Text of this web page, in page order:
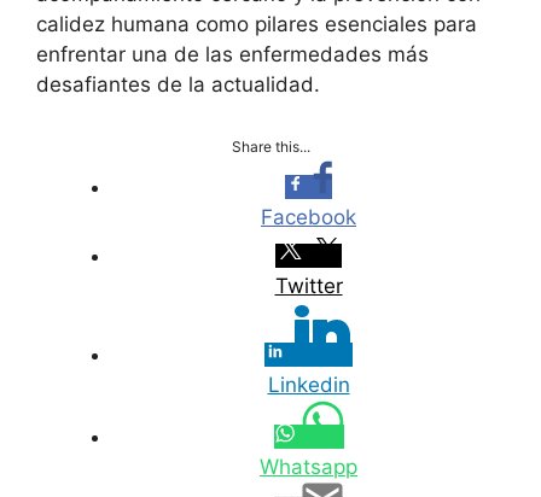
calidez humana como pilares esenciales para
enfrentar una de las enfermedades más
desafiantes de la actualidad.
Share this...
Facebook
Twitter
Linkedin
Whatsapp